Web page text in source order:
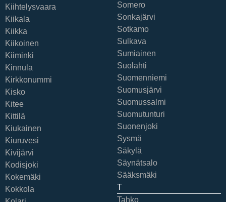
Kiihtelysvaara
Kiikala
Kiikka
Kiikoinen
Kiiminki
Kinnula
Kirkkonummi
Kisko
Kitee
Kittilä
Kiukainen
Kiuruvesi
Kivijärvi
Kodisjoki
Kokemäki
Kokkola
Somero
Sonkajärvi
Sotkamo
Sulkava
Sumiainen
Suolahti
Suomenniemi
Suomusjärvi
Suomussalmi
Suomutunturi
Suonenjoki
Sysmä
Säkylä
Säynätsalo
Sääksmäki
T
Tahko